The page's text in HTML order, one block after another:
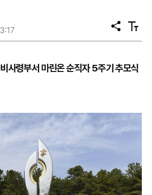
공
유
텍
스
기
사령부서 마린온 순직자 5주기 추모식